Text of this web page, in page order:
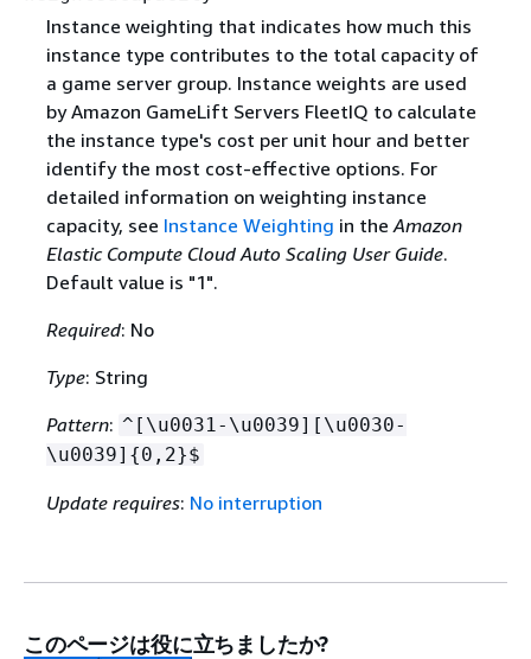
Instance weighting that indicates how much this
instance type contributes to the total capacity of
a game server group. Instance weights are used
by Amazon GameLift Servers FleetIQ to calculate
the instance type's cost per unit hour and better
identify the most cost-effective options. For
detailed information on weighting instance
capacity, see Instance Weighting in theAmazon
Elastic Compute Cloud Auto Scaling User Guide.
Default value is "1".
Required: No
Type: String
Pattern: ^[\u0031-\u0039][\u0030-
\u0039] {0,2}$
Update requires: No interruption
このページは役に立ちましたか?